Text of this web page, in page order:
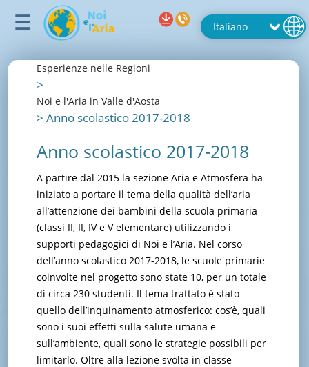
Esperienze nelle Regioni
>
Noi e l'Aria in Valle d'Aosta
>Anno scolastico 2017-2018
Anno scolastico 2017-2018
A partire dal 2015 la sezione Aria e Atmosfera ha
iniziato a portare il tema della qualità dell’aria
all’attenzione dei bambini della scuola primaria
(classi II, II, IV e V elementare) utilizzando i
supporti pedagogici di Noi e l’Aria. Nel corso
dell’anno scolastico 2017-2018, le scuole primarie
coinvolte nel progetto sono state 10, per un totale
di circa 230 studenti. Il tema trattato è stato
quello dell’inquinamento atmosferico: cos’è, quali
sono i suoi effetti sulla salute umana e
sull’ambiente, quali sono le strategie possibili per
limitarlo. Oltre alla lezione svolta in classe